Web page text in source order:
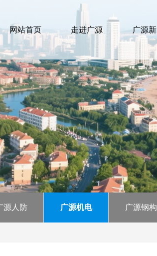
网站首页 走进广源 广源
源人防 广源机电 广源钢构